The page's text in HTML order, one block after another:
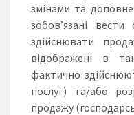
змінами та
зобов’язані
здійснювати
відображені в
фактично
послуг) та/або
продажу